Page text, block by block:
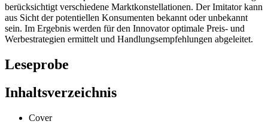
berücksichtigt verschiedene Marktkonstellationen. Der Imitator kann
aus Sicht der potentiellen Konsumenten bekannt oder unbekannt
sein. Im Ergebnis werden für den Innovator optimale Preis- und
Werbestrategien ermittelt und Handlungsempfehlungen abgeleitet.
Leseprobe
Inhaltsverzeichnis
Cover